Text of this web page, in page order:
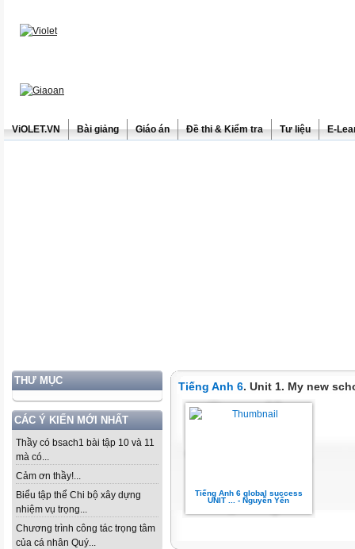
ViOLET.VN Bài giảng Giáo án Đề thi & Kiểm tra Tư liệu E-
THƯ MỤC
CÁC Ý KIẾN MỚI NHẤT
Thầy có bsach1 bài tập 10 và 11
mà có...
Cảm ơn thầy!...
Biểu tập thể Chi bộ xây dựng
nhiệm vụ trọng...
Chương trình công tác trọng tâm
của cá nhân Quý...
Tiếng Anh 6. Unit 1. My new
Tiếng Anh 6 global success
UNIT ... - Nguyễn Yến